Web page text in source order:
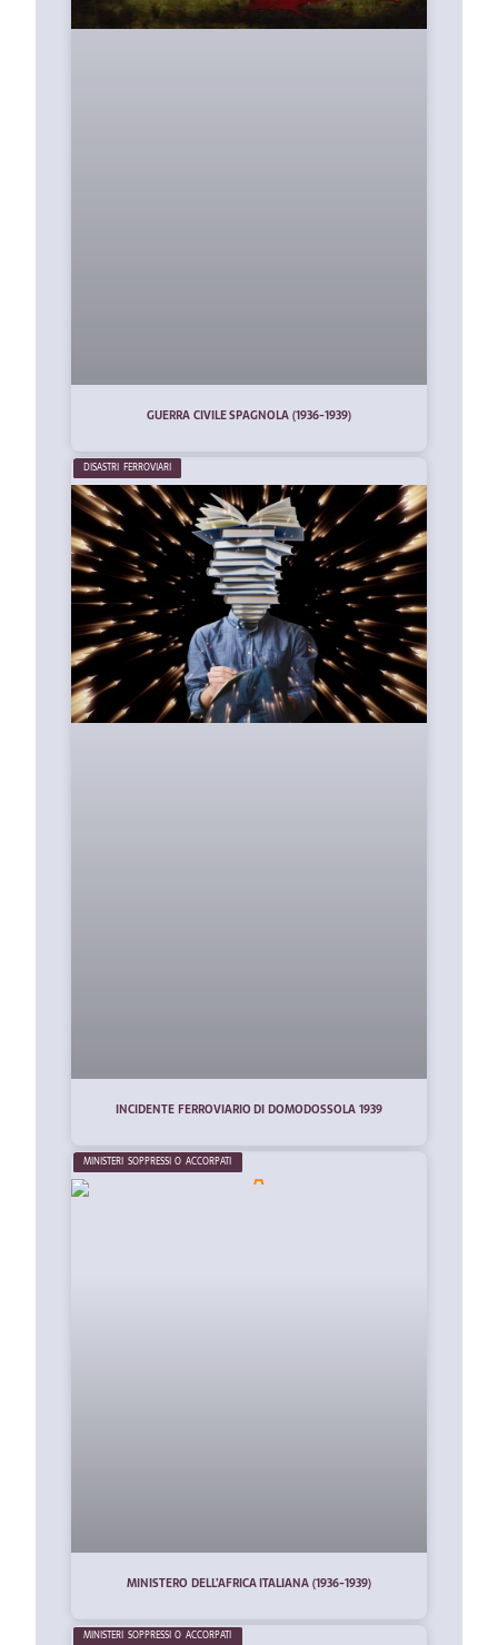
GUERRA CIVILE SPAGNOLA (1936-1939)
DISASTRI FERROVIARI
INCIDENTE FERROVIARIO DI DOMODOSSOLA 1939
MINISTERI SOPPRESSI O ACCORPATI
MINISTERO DELL’AFRICA ITALIANA (1936-1939)
MINISTERI SOPPRESSI O ACCORPATI